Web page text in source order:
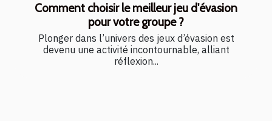
Comment choisir le meilleur jeu d'évasion
pour votre groupe ?
Plonger dans l’univers des jeux d’évasion est
devenu une activité incontournable, alliant
réflexion...